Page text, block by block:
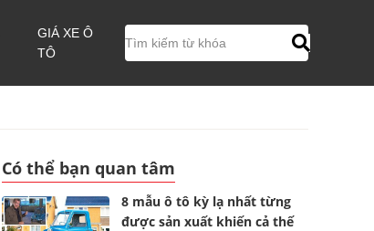
GIÁ XE Ô
TÔ
Có thể bạn quan tâm
8 mẫu ô tô kỳ lạ nhất từng
được sản xuất khiến cả thế